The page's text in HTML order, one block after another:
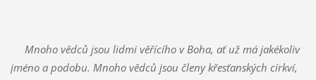
Mnoho vědců jsou lidmi věřícího v Boha, ať už má jakékoliv
jméno a podobu. Mnoho vědců jsou členy křesťanských církví,